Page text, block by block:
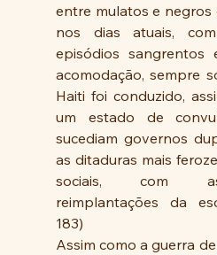
entre mulatos e negros
nos dias atuais,
episódios
acomodação, sempre
Haiti foi conduzido,
um estado de
sucediam governos
as ditaduras mais
sociais, com
reimplantações da
183)
Assim como a guerra